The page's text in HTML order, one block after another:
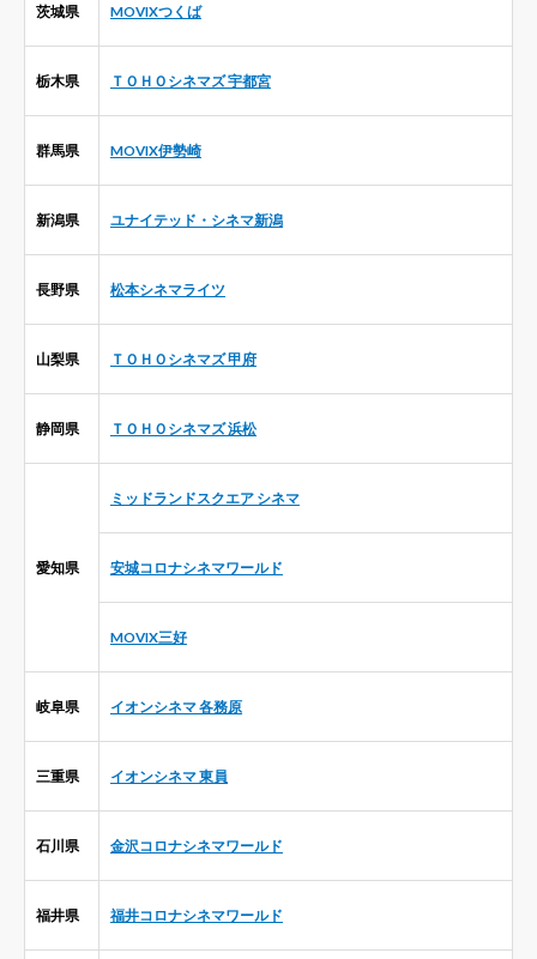
茨城県 MOVIXつくば
栃木県 ＴＯＨＯシネマズ 宇都宮
群馬県 MOVIX伊勢崎
新潟県 ユナイテッド・シネマ新潟
長野県 松本シネマライツ
山梨県 ＴＯＨＯシネマズ 甲府
静岡県 ＴＯＨＯシネマズ 浜松
愛知県
ミッドランドスクエア シネマ
安城コロナシネマワールド
MOVIX三好
岐阜県 イオンシネマ 各務原
三重県 イオンシネマ 東員
石川県 金沢コロナシネマワールド
福井県 福井コロナシネマワールド